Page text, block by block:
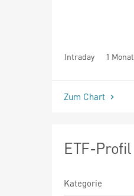
Intraday 1 Monat
seit Beginn
Zum Chart
ETF-Profil
Kategorie